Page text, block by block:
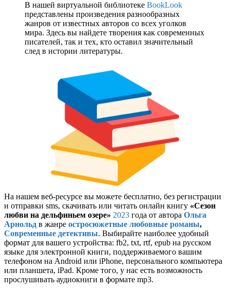
В нашей виртуальной библиотеке BookLook
представлены произведения разнообразных
жанров от известных авторов со всех уголков
мира. Здесь вы найдете творения как современных
писателей, так и тех, кто оставил значительный
след в истории литературы.
На нашем веб-ресурсе вы можете бесплатно, без регистрации
и отправки sms, скачивать или читать онлайн книгу «Cезон
любви на дельфиньем озере» 2023 года от автора Ольга
Арнольд в жанре остросюжетные любовные романы,
Современные детективы. Выбирайте наиболее удобный
формат для вашего устройства: fb2, txt, rtf, epub на русском
языке для электронной книги, поддерживаемого вашим
телефоном на Android или iPhone, персонального компьютера
или планшета, iPad. Кроме того, у нас есть возможность
прослушивать аудиокниги в формате mp3.